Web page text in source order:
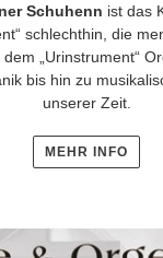
Schuhenn ist das
schlechthin, die
„Urinstrument“
bis hin zu
unserer Zeit.
MEHR INFO